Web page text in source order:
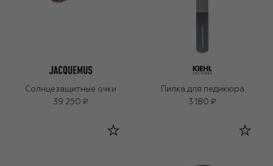
Солнцезащитные очки
39 250 ₽
Пилка для педикюра
3 180 ₽